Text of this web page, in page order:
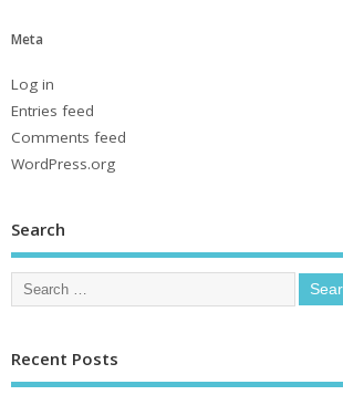
Meta
Log in
Entries feed
Comments feed
WordPress.org
Search
Recent Posts